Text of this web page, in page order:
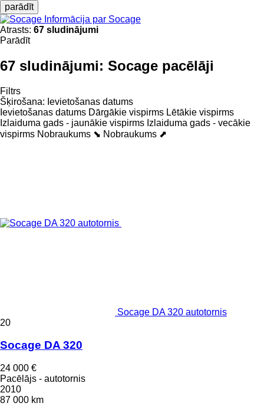
parādīt
Informācija par Socage
Atrasts: 67 sludinājumi
Parādīt
67 sludinājumi: Socage pacēlāji
Filtrs
Šķirošana: Ievietošanas datums
Ievietošanas datums Dārgākie vispirms Lētākie vispirms
Izlaiduma gads - jaunākie vispirms Izlaiduma gads - vecākie
vispirms Nobraukums ⬊ Nobraukums ⬈
Socage DA 320 autotornis
20
Socage DA 320
24 000 €
Pacēlājs - autotornis
2010
87 000 km